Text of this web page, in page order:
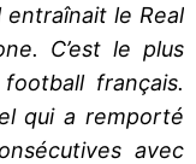
entraînait le Real
C’est le plus
français.
qui a remporté
avec